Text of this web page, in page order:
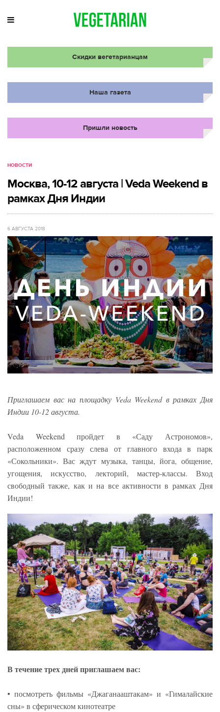
Скидки вегетарианцам
Наша газета
Пришли новость
НОВОСТИ
Москва, 10-12 августа | Veda Weekend в
рамках Дня Индии
6 АВГУСТА 2018
Приглашаем вас на площадку Veda Weekend в рамках Дня
Индии 10-12 августа.
Veda Weekend пройдет в «Саду Астрономов»,
расположенном сразу слева от главного входа в парк
«Сокольники». Вас ждут музыка, танцы, йога, общение,
угощения, искусство, лекторий, мастер-классы. Вход
свободный также, как и на все активности в рамках Дня
Индии!
В течение трех дней приглашаем вас:
• посмотреть фильмы «Джаганааштакам» и «Гималайские
сны» в сферическом кинотеатре